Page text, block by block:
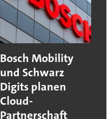
Bosch Mobility
und Schwarz
Digits planen
Cloud-
Partnerschaft